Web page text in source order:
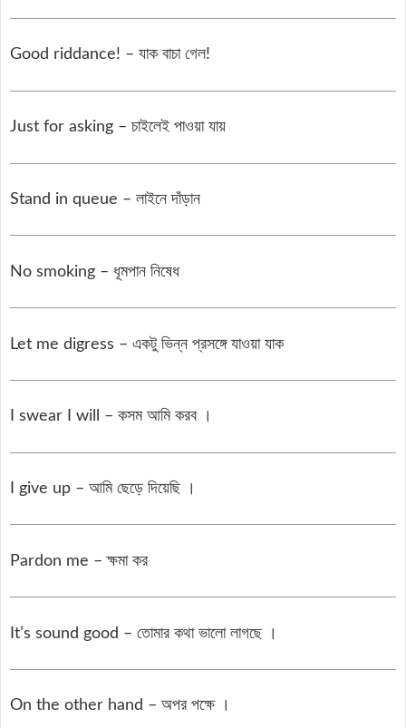
Good riddance! – যাক বাচা গেল!
Just for asking – চাইলেই পাওয়া যায়
Stand in queue – লাইনে দাঁড়ান
No smoking – ধূমপান নিষেধ
Let me digress – একটু ভিন্ন প্রসঙ্গে যাওয়া যাক
I swear I will – কসম আমি করব ।
I give up – আমি ছেড়ে দিয়েছি ।
Pardon me – ক্ষমা কর
It’s sound good – তোমার কথা ভালো লাগছে ।
On the other hand – অপর পক্ষে ।